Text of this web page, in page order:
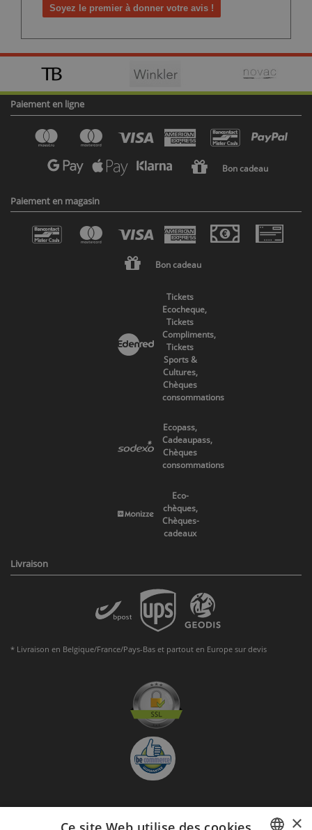
Soyez le premier à donner votre avis !
Paiement en ligne
Bon cadeau
Paiement en magasin
Bon cadeau
Tickets
Ecocheque,
Tickets
Compliments,
Tickets
Sports &
Cultures,
Chèques
consommations
Ecopass,
Cadeaupass,
Chèques
consommations
Eco-
chèques,
Chèques-
cadeaux
Livraison
* Livraison en Belgique/France/Pays-Bas et partout en Europe sur devis
S'abonner à la Newsletter ×